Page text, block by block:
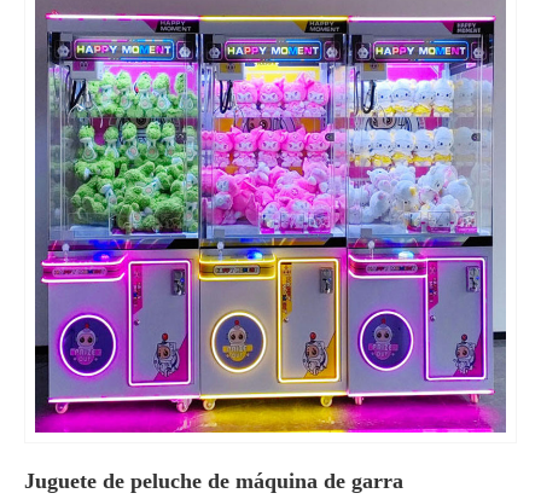
Juguete de peluche de máquina de garra